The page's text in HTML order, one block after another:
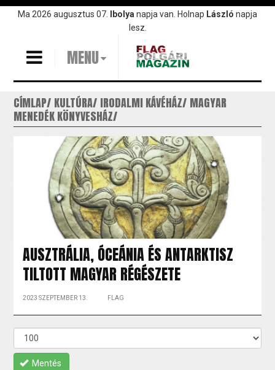
UgrásMa 2026 augusztus 07. Ibolya napja van. Holnap László napja
lesz.
MENU
CÍMLAP KULTÚRA IRODALMI KÁVÉHÁZ MAGYAR
MENEDÉK KÖNYVESHÁZ
AUSZTRÁLIA, ÓCEÁNIA ÉS ANTARKTISZ
TILTOTT MAGYAR RÉGÉSZETE
2023 SZEPTEMBER 13. FLAG
Mentés